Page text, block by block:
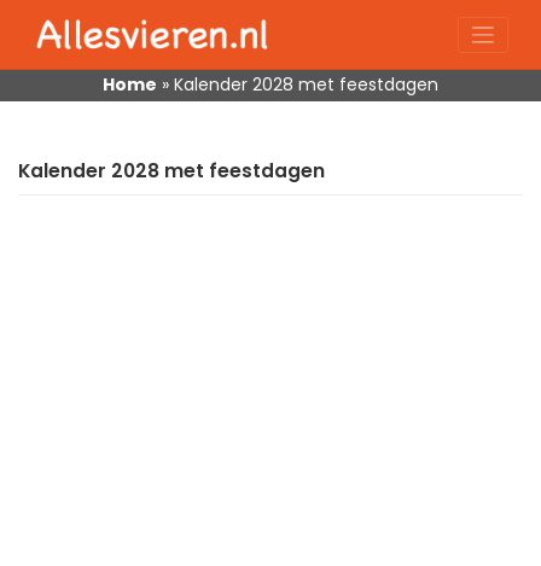
content
Home » Kalender 2028 met feestdagen
Kalender 2028 met feestdagen